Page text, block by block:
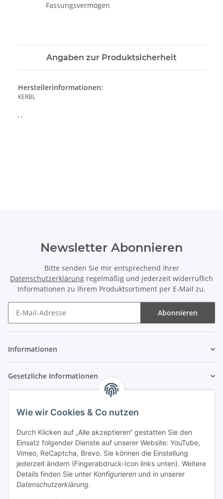
Wie wir Cookies & Co nutzen
Durch Klicken auf „Alle akzeptieren“ gestatten Sie den
Einsatz folgender Dienste auf unserer Website: YouTube,
Vimeo, ReCaptcha, Brevo. Sie können die Einstellung
jederzeit ändern (Fingerabdruck-Icon links unten). Weitere
Details finden Sie unter Konfigurieren und in unserer
Datenschutzerklärung.
Fassungsvermögen
Angaben zur Produktsicherheit
Herstellerinformationen:
KERBL
, ,
Newsletter Abonnieren
Bitte senden Sie mir entsprechend Ihrer
Datenschutzerklärung regelmäßig und jederzeit widerruflich
Informationen zu Ihrem Produktsortiment per E-Mail zu.
Abonnieren
Informationen
Gesetzliche Informationen